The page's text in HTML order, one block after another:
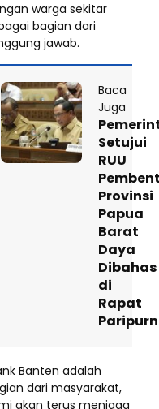
warga sekitar
bagian dari
jawab.
Baca
Juga
Setujui
RUU
Provinsi
Papua
Barat
Daya
Dibahas
di
Rapat
Banten adalah
dari masyarakat,
akan terus menjaga